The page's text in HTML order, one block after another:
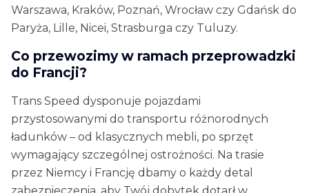
Warszawa, Kraków, Poznań, Wrocław czy Gdańsk do
Paryża, Lille, Nicei, Strasburga czy Tuluzy.
Co przewozimy w ramach przeprowadzki
do Francji?
Trans Speed dysponuje pojazdami
przystosowanymi do transportu różnorodnych
ładunków – od klasycznych mebli, po sprzęt
wymagający szczególnej ostrożności. Na trasie
przez Niemcy i Francję dbamy o każdy detal